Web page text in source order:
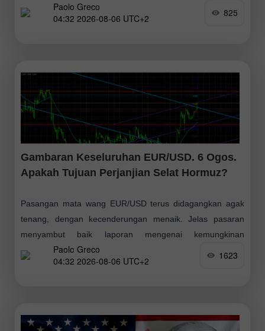
kami ingin menegaskan bahawa kami tidak percaya dolar
Paolo Greco
04:32 2026-08-06 UTC+2
825
Gambaran Keseluruhan EUR/USD. 6 Ogos.
Apakah Tujuan Perjanjian Selat Hormuz?
Pasangan mata wang EUR/USD terus didagangkan agak
tenang, dengan kecenderungan menaik. Jelas pasaran
menyambut baik laporan mengenai kemungkinan
pembukaan semula Selat Hormuz, dan buat masa ini tiada
pihak mempertimbangkan kejutan
Paolo Greco
04:32 2026-08-06 UTC+2
1623